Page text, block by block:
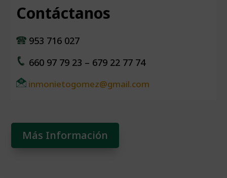
Contáctanos
953 716 027
660 97 79 23 – 679 22 77 74
inmonietogomez@gmail.com
Más Información